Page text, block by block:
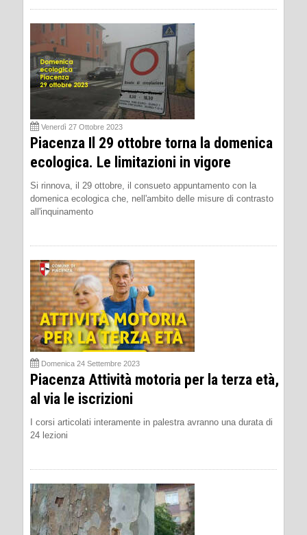
Venerdì 27 Ottobre 2023
Piacenza Il 29 ottobre torna la domenica
ecologica. Le limitazioni in vigore
Si rinnova, il 29 ottobre, il consueto appuntamento con la
domenica ecologica che, nell'ambito delle misure di contrasto
all'inquinamento
Domenica 24 Settembre 2023
Piacenza Attività motoria per la terza età,
al via le iscrizioni
I corsi articolati interamente in palestra avranno una durata di
24 lezioni